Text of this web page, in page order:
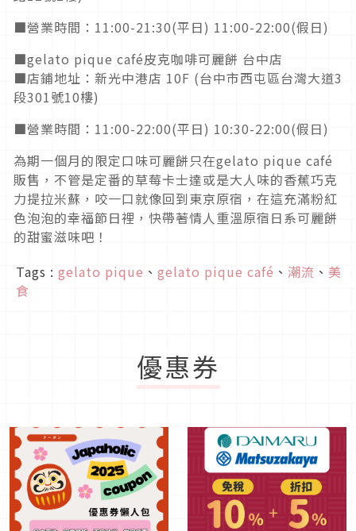
■營業時間：11:00-21:30(平日) 11:00-22:00(假日)
■gelato pique café皮克咖啡可麗餅 台中店
■店鋪地址：新光中港店 10F (台中市西屯區台灣大道3
段301號10樓)
■營業時間：11:00-22:00(平日) 10:30-22:00(假日)
為期一個月的限定口味可麗餅只在gelato pique café
販售，不管是定番的草莓卡士達或是大人味的香蕉巧克
力提拉米蘇，咬一口就像回到東京原宿，在這充滿粉紅
色泡泡的幸福節日裡，快帶著情人重溫原宿日系可麗餅
的甜蜜滋味吧！
Tags : gelato pique 、 gelato pique café 、 潮流 、 美
食
優惠券